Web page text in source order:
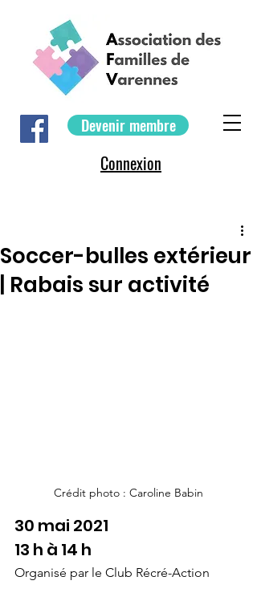
Devenir membre
Connexion
Soccer-bulles extérieur
| Rabais sur activité
Crédit photo : Caroline Babin
30 mai 2021
13 h à 14 h
Organisé par le Club Récré-Action